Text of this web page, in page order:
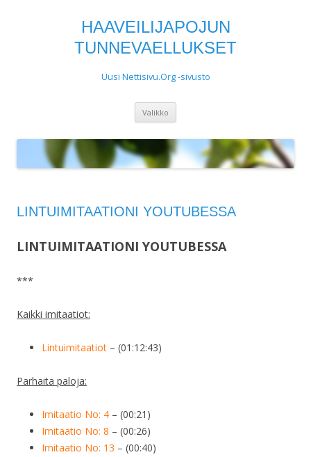
HAAVEILIJAPOJUN
TUNNEVAELLUKSET
Uusi Nettisivu.Org -sivusto
Valikko
LINTUIMITAATIONI YOUTUBESSA
LINTUIMITAATIONI YOUTUBESSA
***
Kaikki imitaatiot:
Lintuimitaatiot – (01:12:43)
Parhaita paloja:
Imitaatio No: 4 – (00:21)
Imitaatio No: 8 – (00:26)
Imitaatio No: 13 – (00:40)